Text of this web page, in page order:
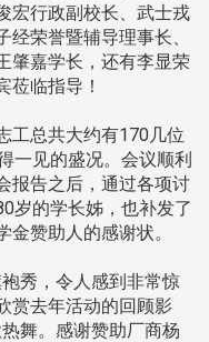
宏行政副校长、武士戎
荣誉暨辅导理事长、
肇嘉学长，还有李显荣
莅临指导！
工总共大约有170几位
一见的盛况。会议顺利
报告之后，通过各项讨
岁的学长姊，也补发了
赞助人的感谢状。
秀，令人感到非常惊
赏去年活动的回顾影
舞。感谢赞助厂商杨